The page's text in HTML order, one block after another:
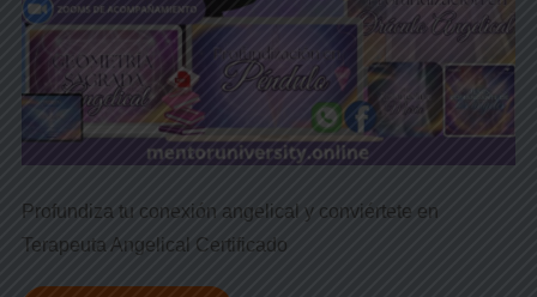
Profundiza tu conexión angelical y conviértete en
Terapeuta Angelical Certificado